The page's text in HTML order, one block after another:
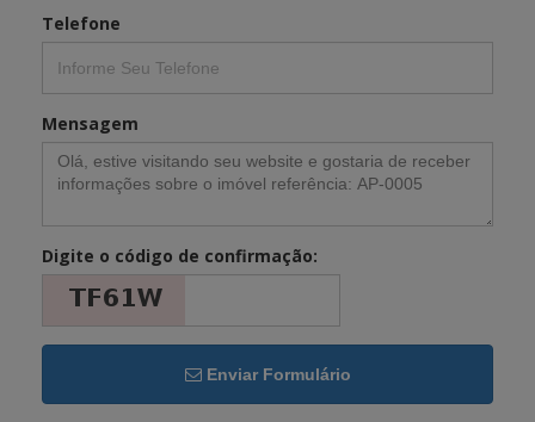
Telefone
Mensagem
Digite o código de confirmação:
Enviar Formulário